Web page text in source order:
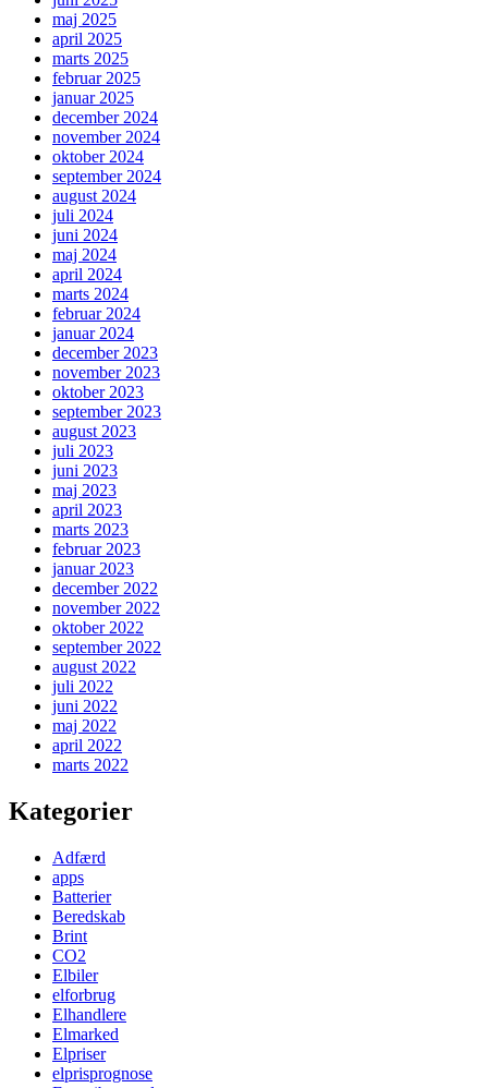
maj 2025
april 2025
marts 2025
februar 2025
januar 2025
december 2024
november 2024
oktober 2024
september 2024
august 2024
juli 2024
juni 2024
maj 2024
april 2024
marts 2024
februar 2024
januar 2024
december 2023
november 2023
oktober 2023
september 2023
august 2023
juli 2023
juni 2023
maj 2023
april 2023
marts 2023
februar 2023
januar 2023
december 2022
november 2022
oktober 2022
september 2022
august 2022
juli 2022
juni 2022
maj 2022
april 2022
marts 2022
Kategorier
Adfærd
apps
Batterier
Beredskab
Brint
CO2
Elbiler
elforbrug
Elhandlere
Elmarked
Elpriser
elprisprognose